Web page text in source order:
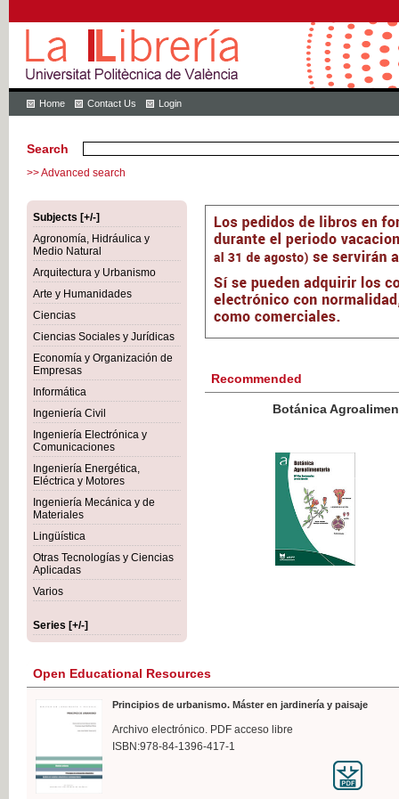
Home Contact Us Login
Search
>> Advanced search
Subjects [+/-]
Agronomía, Hidráulica y
Medio Natural
Arquitectura y Urbanismo
Arte y Humanidades
Ciencias
Ciencias Sociales y Jurídicas
Economía y Organización de
Empresas
Informática
Ingeniería Civil
Ingeniería Electrónica y
Comunicaciones
Ingeniería Energética,
Eléctrica y Motores
Ingeniería Mecánica y de
Materiales
Lingüística
Otras Tecnologías y Ciencias
Aplicadas
Varios
Series [+/-]
Recommended
Botánica Agroalimentaria
Open Educational Resources
Principios de urbanismo. Máster en jardinería y paisaje
Archivo electrónico. PDF acceso libre
ISBN:978-84-1396-417-1